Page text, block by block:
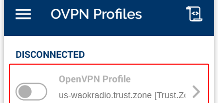
us-waokradio.trust.zone [Trust.Zone-